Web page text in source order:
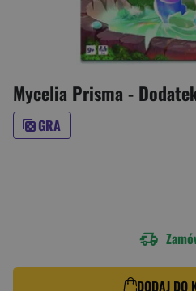
Mycelia Prisma -
GRA
DODAJ DO